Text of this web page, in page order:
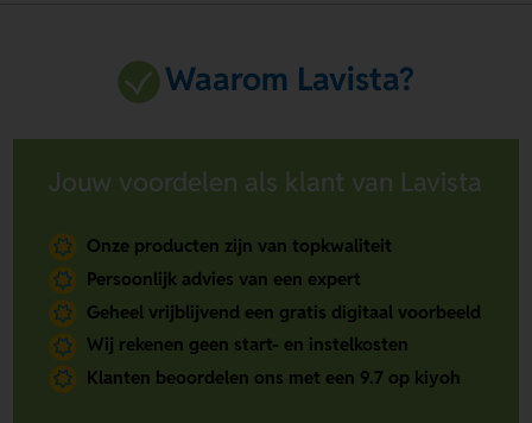
Waarom Lavista?
Jouw voordelen als klant van Lavista
Onze producten zijn van topkwaliteit
Persoonlijk advies van een expert
Geheel vrijblijvend een gratis digitaal voorbeeld
Wij rekenen geen start- en instelkosten
Klanten beoordelen ons met een 9.7 op kiyoh